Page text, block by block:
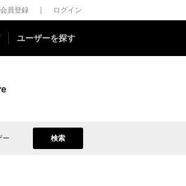
会員登録 ログイン
ユーザーを探す
ー 検索